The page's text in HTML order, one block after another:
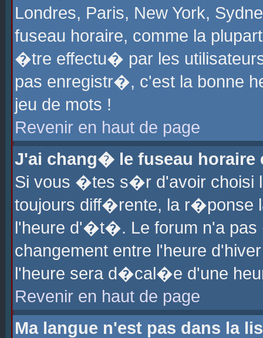
Londres, Paris, New York,
fuseau horaire, comme la
�tre effectu� par les
pas enregistr�, c'est la bonne
jeu de mots !
Revenir en haut de page
J'ai chang� le fuseau horaire
Si vous �tes s�r d'avoir choisi
toujours diff�rente, la r�ponse
l'heure d'�t�. Le forum n'a
changement entre l'heure
l'heure sera d�cal�e d'une
Revenir en haut de page
Ma langue n'est pas dans la